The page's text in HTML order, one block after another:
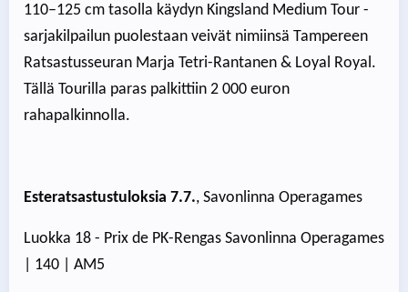
110–125 cm tasolla käydyn Kingsland Medium Tour -
sarjakilpailun puolestaan veivät nimiinsä Tampereen
Ratsastusseuran Marja Tetri-Rantanen & Loyal Royal.
Tällä Tourilla paras palkittiin 2 000 euron
rahapalkinnolla.
Esteratsastustuloksia 7.7., Savonlinna Operagames
Luokka 18 - Prix de PK-Rengas Savonlinna Operagames
| 140 | AM5